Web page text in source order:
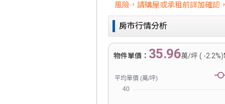
風險，請購屋或承租前詳加確認
房市行情分析
物件單價： 35.96萬/坪 ( -2.2%)